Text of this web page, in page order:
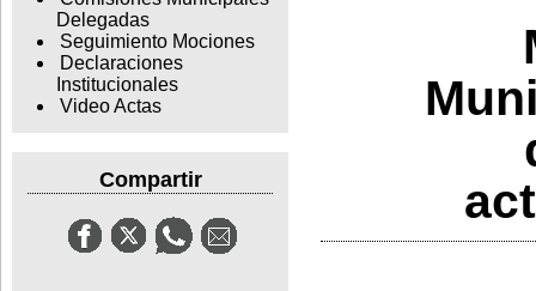
Delegadas
Seguimiento Mociones
Declaraciones
Institucionales
Video Actas
Compartir